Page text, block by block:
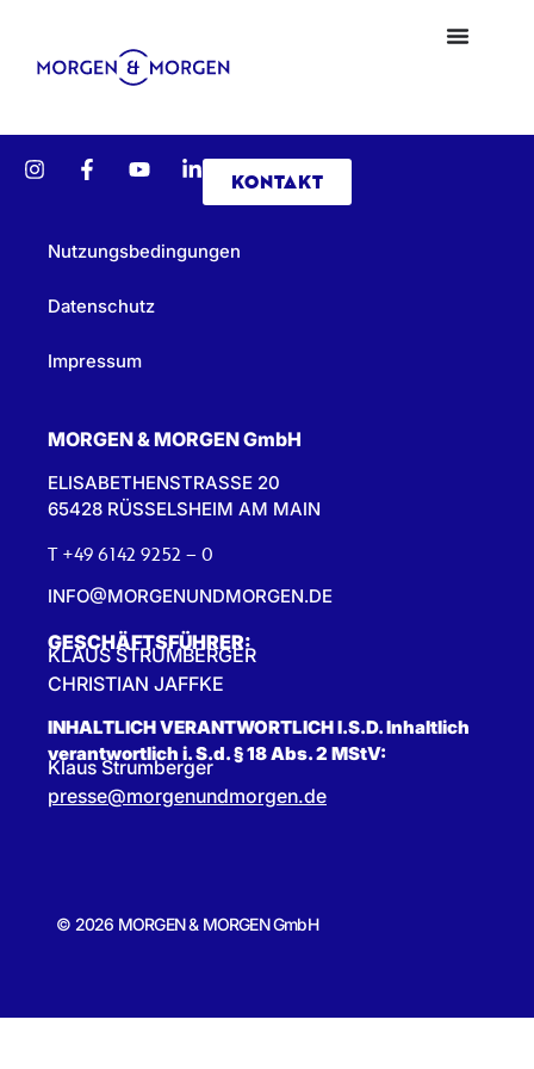
KONTAKT
Nutzungsbedingungen
Datenschutz
Impressum
MORGEN & MORGEN GmbH
ELISABETHENSTRASSE 20
65428 RÜSSELSHEIM AM MAIN
T +49 6142 9252 – 0
INFO@MORGENUNDMORGEN.DE
GESCHÄFTSFÜHRER:
KLAUS STRUMBERGER
CHRISTIAN JAFFKE
INHALTLICH VERANTWORTLICH I.S.D. Inhaltlich
verantwortlich i. S.d. § 18 Abs. 2 MStV:
Klaus Strumberger
presse@morgenundmorgen.de
© 2026 MORGEN & MORGEN GmbH